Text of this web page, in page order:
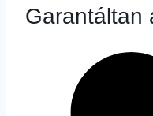
Garantáltan